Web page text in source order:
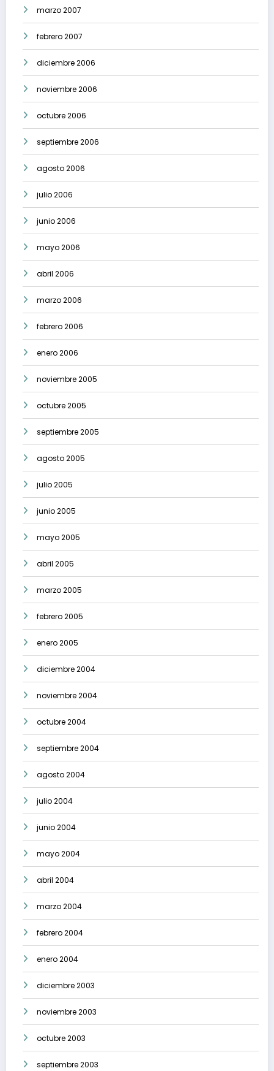
marzo 2007
febrero 2007
diciembre 2006
noviembre 2006
octubre 2006
septiembre 2006
agosto 2006
julio 2006
junio 2006
mayo 2006
abril 2006
marzo 2006
febrero 2006
enero 2006
noviembre 2005
octubre 2005
septiembre 2005
agosto 2005
julio 2005
junio 2005
mayo 2005
abril 2005
marzo 2005
febrero 2005
enero 2005
diciembre 2004
noviembre 2004
octubre 2004
septiembre 2004
agosto 2004
julio 2004
junio 2004
mayo 2004
abril 2004
marzo 2004
febrero 2004
enero 2004
diciembre 2003
noviembre 2003
octubre 2003
septiembre 2003